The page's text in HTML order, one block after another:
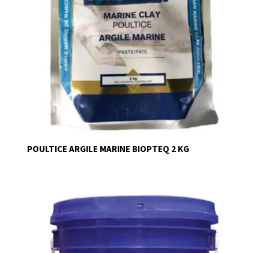
POULTICE ARGILE MARINE BIOPTEQ 2 KG